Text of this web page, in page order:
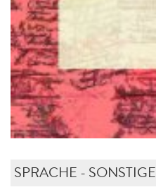
SPRACHE - SONSTIGE